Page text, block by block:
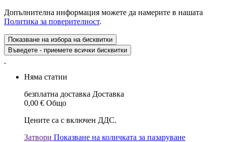
Допълнителна информация можете да намерите в нашата
Политика за поверителност.
Показване на избора на бисквитки
Въведете - приемете всички бисквитки
Няма статии
безплатна доставка Доставка
0,00 € Общо
Цените са с включен ДДС.
Затвори Показване на количката за пазаруване